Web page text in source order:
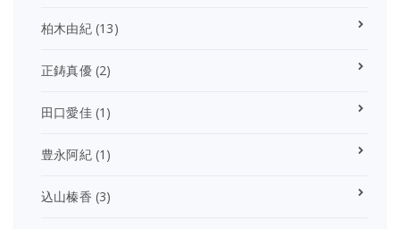
柏木由紀(13)
正鋳真優(2)
田口愛佳(1)
豊永阿紀(1)
込山榛香 (3)